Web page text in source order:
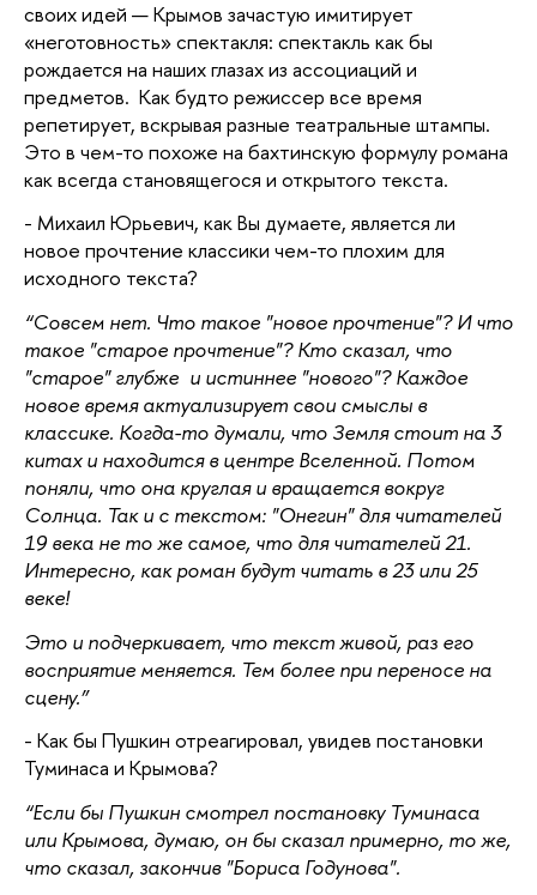
своих идей — Крымов зачастую имитирует
«неготовность» спектакля: спектакль как бы
рождается на наших глазах из ассоциаций и
предметов. Как будто режиссер все время
репетирует, вскрывая разные театральные штампы.
Это в чем-то похоже на бахтинскую формулу романа
как всегда становящегося и открытого текста.
- Михаил Юрьевич, как Вы думаете, является ли
новое прочтение классики чем-то плохим для
исходного текста?
“Совсем нет. Что такое "новое прочтение"? И что
такое "старое прочтение"? Кто сказал, что
"старое" глубже и истиннее "нового"? Каждое
новое время актуализирует свои смыслы в
классике. Когда-то думали, что Земля стоит на 3
китах и находится в центре Вселенной. Потом
поняли, что она круглая и вращается вокруг
Солнца. Так и с текстом: "Онегин" для читателей
19 века не то же самое, что для читателей 21.
Интересно, как роман будут читать в 23 или 25
веке!
Это и подчеркивает, что текст живой, раз его
восприятие меняется. Тем более при переносе на
сцену.”
- Как бы Пушкин отреагировал, увидев постановки
Туминаса и Крымова?
“Если бы Пушкин смотрел постановку Туминаса
или Крымова, думаю, он бы сказал примерно, то же,
что сказал, закончив "Бориса Годунова".